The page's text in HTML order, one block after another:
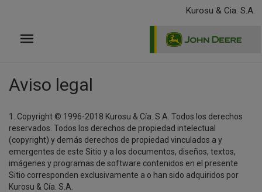
principal
Kurosu & Cia. S.A.
Aviso legal
1. Copyright © 1996-2018 Kurosu & Cía. S.A. Todos los derechos
reservados. Todos los derechos de propiedad intelectual
(copyright) y demás derechos de propiedad vinculados a y
emergentes de este Sitio y a los documentos, diseños, textos,
imágenes y programas de software contenidos en el presente
Sitio corresponden exclusivamente a o han sido adquiridos por
Kurosu & Cía. S.A.